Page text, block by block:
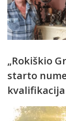
„Rokiškio
starto
kvalifikacija